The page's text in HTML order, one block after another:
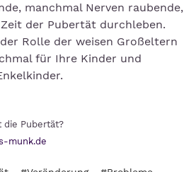
manchmal Nerven raubende,
der Pubertät durchleben.
Rolle der weisen Großeltern
für Ihre Kinder und
die Pubertät?
munk.de